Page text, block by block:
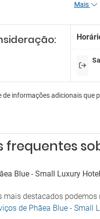
Sala
próximo
Mais
de informações adicionais que
frequentes
Blue - Small Luxury
mais destacados
de Phāea Blue - Small